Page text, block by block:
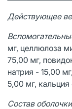
Действующее
мг, целлюлоза
75,00 мг,
натрия - 15,00
5,00 мг,
Состав